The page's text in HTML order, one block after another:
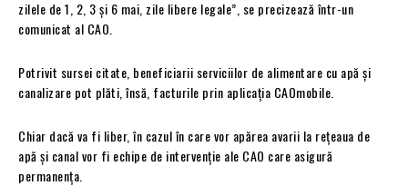
zilele de 1, 2, 3 și 6 mai, zile libere legale”, se precizează într-un
comunicat al CAO.
Potrivit sursei citate, beneficiarii serviciilor de alimentare cu apă și
canalizare pot plăti, însă, facturile prin aplicația CAOmobile.
Chiar dacă va fi liber, în cazul în care vor apărea avarii la rețeaua de
apă și canal vor fi echipe de intervenție ale CAO care asigură
permanența.